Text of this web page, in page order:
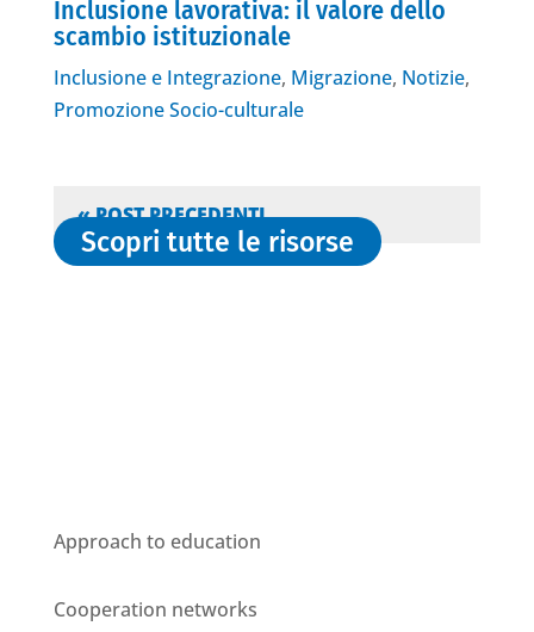
Inclusione lavorativa: il valore dello
scambio istituzionale
Inclusione e Integrazione, Migrazione, Notizie,
Promozione Socio-culturale
« POST PRECEDENTI
Scopri tutte le risorse
Approach to education
Cooperation networks